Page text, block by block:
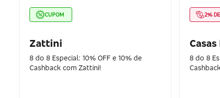
CUPOM
Zattini
8 do 8 Especial: 10% OFF e 10% de
Cashback com Zattini!
2%
8 do 8